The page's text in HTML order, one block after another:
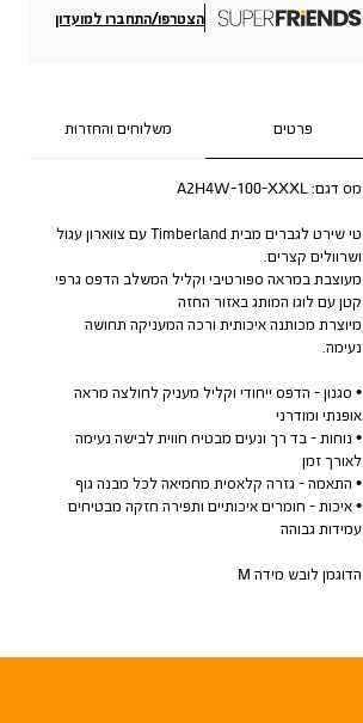
הצטרפו/התחברו למועדון
פרטים משלוחים והחזרות
מס דגם:A2H4W-100-XXXL
טי שירט לגברים מבית Timberland עם צווארון עגול
ושרוולים קצרים.
מעוצבת במראה ספורטיבי וקליל המשלב הדפס גרפי
קטן עם לוגו המותג באזור החזה
מיוצרת מכותנה איכותית ורכה המעניקה תחושה
נעימה.
• סגנון - הדפס ייחודי וקליל מעניק לחולצה מראה
אופנתי ומודרני
• נוחות - בד רך ונעים מבטיח חווית לבישה נעימה
לאורך זמן
• התאמה - גזרה קלאסית מחמיאה לכל מבנה גוף
• איכות - חומרים איכותיים ותפירה חזקה מבטיחים
עמידות גבוהה
הדוגמן לובש מידה M